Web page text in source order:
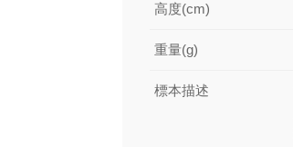
高度(cm)
重量(g)
標本描述